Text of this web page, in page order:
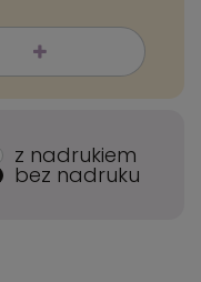
z nadrukiem
bez nadruku